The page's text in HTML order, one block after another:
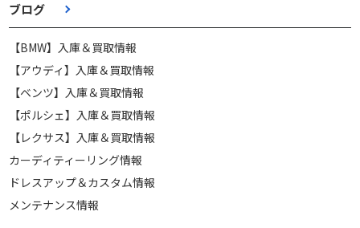
ブログ
【BMW】入庫＆買取情報
【アウディ】入庫＆買取情報
【ベンツ】入庫＆買取情報
【ポルシェ】入庫＆買取情報
【レクサス】入庫＆買取情報
カーディティーリング情報
ドレスアップ＆カスタム情報
メンテナンス情報